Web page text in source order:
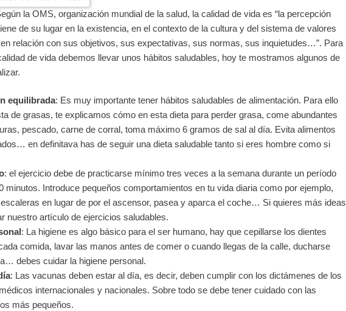
la OMS, organización mundial de la salud, la calidad de vida es “la percepción
de su lugar en la existencia, en el contexto de la cultura y del sistema de valores
relación con sus objetivos, sus expectativas, sus normas, sus inquietudes…”. Para
de vida debemos llevar unos hábitos saludables, hoy te mostramos algunos de
equilibrada: Es muy importante tener hábitos saludables de alimentación. Para ello
de grasas, te explicamos cómo en esta dieta para perder grasa, come abundantes
pescado, carne de corral, toma máximo 6 gramos de sal al día. Evita alimentos
en definitava has de seguir una dieta saludable tanto si eres hombre como si
: el ejercicio debe de practicarse mínimo tres veces a la semana durante un período
minutos. Introduce pequeños comportamientos en tu vida diaria como por ejemplo,
en lugar de por el ascensor, pasea y aparca el coche… Si quieres más ideas
nuestro artículo de ejercicios saludables.
: La higiene es algo básico para el ser humano, hay que cepillarse los dientes
comida, lavar las manos antes de comer o cuando llegas de la calle, ducharse
debes cuidar la higiene personal.
: Las vacunas deben estar al día, es decir, deben cumplir con los dictámenes de los
internacionales y nacionales. Sobre todo se debe tener cuidado con las
más pequeños.